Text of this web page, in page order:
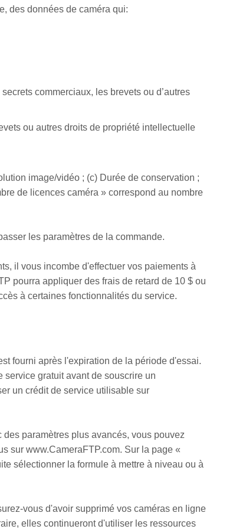
des données de caméra qui:
commerciaux, les brevets ou d’autres
ou autres droits de propriété intellectuelle
image/vidéo ; (c) Durée de conservation ;
de licences caméra » correspond au nombre
les paramètres de la commande.
il vous incombe d'effectuer vos paiements à
pourra appliquer des frais de retard de 10 $ ou
à certaines fonctionnalités du service.
fourni après l'expiration de la période d'essai.
gratuit avant de souscrire un
un crédit de service utilisable sur
paramètres plus avancés, vous pouvez
sur www.CameraFTP.com. Sur la page «
sélectionner la formule à mettre à niveau ou à
vous d'avoir supprimé vos caméras en ligne
elles continueront d'utiliser les ressources